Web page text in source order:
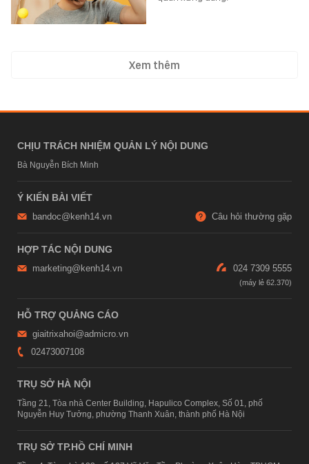
Xem thêm
CHỊU TRÁCH NHIỆM QUẢN LÝ NỘI DUNG
Bà Nguyễn Bích Minh
Ý KIẾN BÀI VIẾT
bandoc@kenh14.vn Câu hỏi thường gặp
HỢP TÁC NỘI DUNG
marketing@kenh14.vn 024 7309 5555
HỖ TRỢ QUẢNG CÁO
giaitrixahoi@admicro.vn
02473007108
TRỤ SỞ HÀ NỘI
Tầng 21, Tòa nhà Center Building, Hapulico Complex, Số 01, phố
Nguyễn Huy Tưởng, phường Thanh Xuân, thành phố Hà Nội
TRỤ SỞ TP.HỒ CHÍ MINH